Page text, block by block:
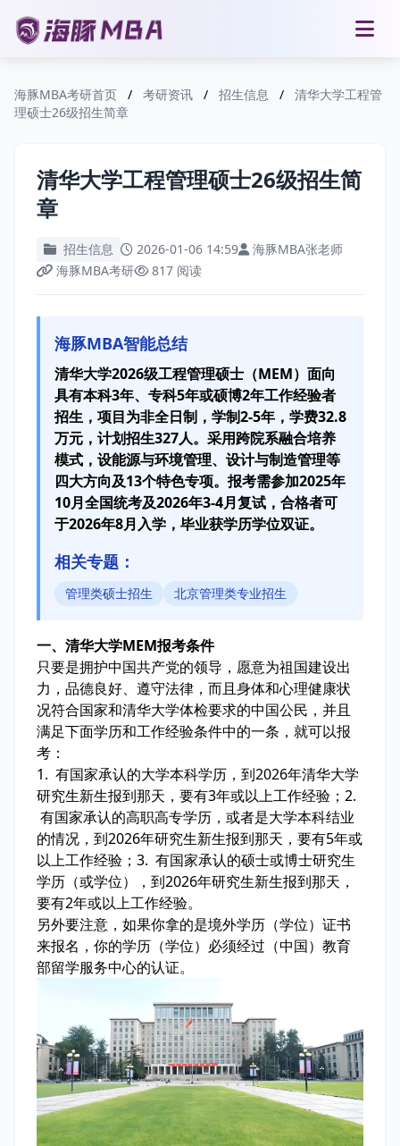
海豚MBA考研首页 / 考研资讯 / 招生信息 /
清华大学工程管
理硕士26级招生简章
清华大学工程管理硕士26级招生简
章
招生信息 2026-01-06 14:59
海豚MBA张老师
海豚MBA考研
817 阅读
海豚MBA智能总结
清华大学2026级工程管理硕士（MEM）面向
具有本科3年、专科5年或硕博2年工作经验者
招生，项目为非全日制，学制2-5年，学费32.8
万元，计划招生327人。采用跨院系融合培养
模式，设能源与环境管理、设计与制造管理等
四大方向及13个特色专项。报考需参加2025年
10月全国统考及2026年3-4月复试，合格者可
于2026年8月入学，毕业获学历学位双证。
相关专题：
管理类硕士招生 北京管理类专业招生
一、清华大学MEM报考条件
只要是拥护中国共产党的领导，愿意为祖国建设出
力，品德良好、遵守法律，而且身体和心理健康状
况符合国家和清华大学体检要求的中国公民，并且
满足下面学历和工作经验条件中的一条，就可以报
考：
1. 有国家承认的大学本科学历，到2026年清华大学
研究生新生报到那天，要有3年或以上工作经验；2.
有国家承认的高职高专学历，或者是大学本科结业
的情况，到2026年研究生新生报到那天，要有5年或
以上工作经验；3. 有国家承认的硕士或博士研究生
学历（或学位），到2026年研究生新生报到那天，
要有2年或以上工作经验。
另外要注意，如果你拿的是境外学历（学位）证书
来报名，你的学历（学位）必须经过（中国）教育
部留学服务中心的认证。